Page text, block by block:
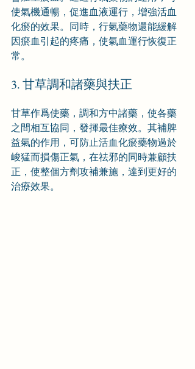
使氣機通暢，促進血液運行，增強活血
化瘀的效果。同時，行氣藥物還能緩解
因瘀血引起的疼痛，使氣血運行恢復正
常。
3. 甘草調和諸藥與扶正
甘草作爲使藥，調和方中諸藥，使各藥
之間相互協同，發揮最佳療效。其補脾
益氣的作用，可防止活血化瘀藥物過於
峻猛而損傷正氣，在祛邪的同時兼顧扶
正，使整個方劑攻補兼施，達到更好的
治療效果。